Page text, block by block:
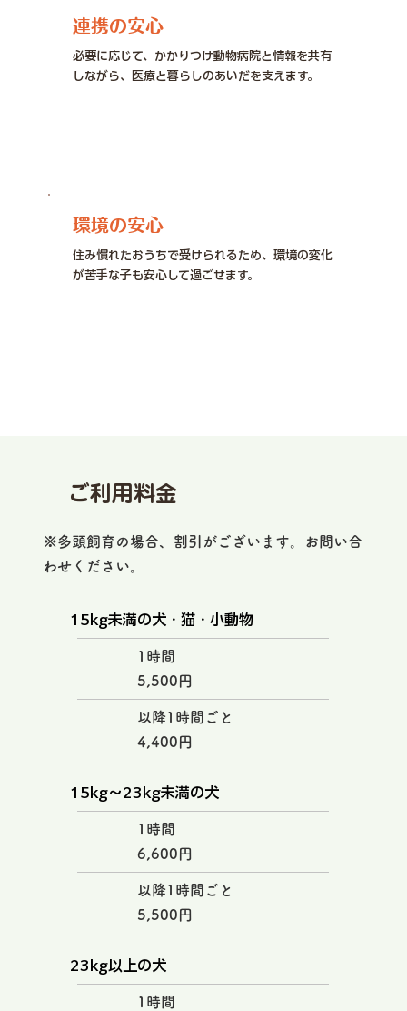
連携の安心
必要に応じて、かかりつけ動物病院と情報を共有
しながら、医療と暮らしのあいだを支えます。
環境の安心
住み慣れたおうちで受けられるため、環境の変化
が苦手な子も安心して過ごせます。
ご利用料金
※多頭飼育の場合、割引がございます。お問い合
わせください。
15kg未満の犬・猫・小動物
1時間
5,500円
以降1時間ごと
4,400円
15kg〜23kg未満の犬
1時間
6,600円
以降1時間ごと
5,500円
23kg以上の犬
1時間